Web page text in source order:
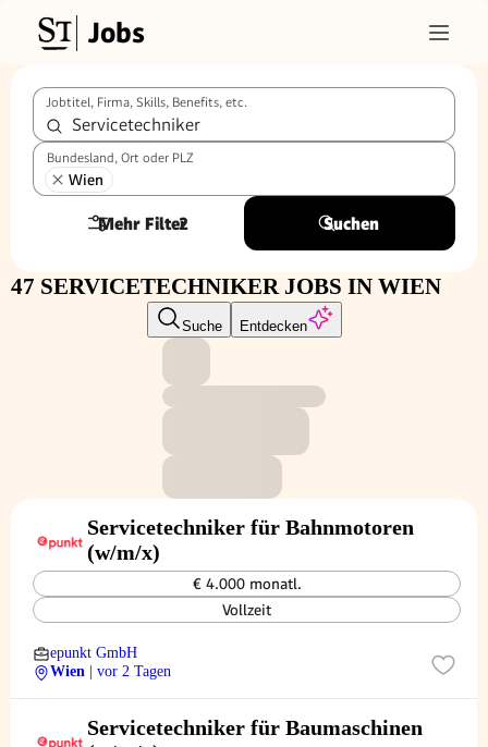
Jobs
Jobtitel, Firma, Skills, Benefits, etc.
Bundesland, Ort oder PLZ
Wien
Mehr Filter
2 Suchen
47 SERVICETECHNIKER JOBS IN WIEN
Suche Entdecken
Servicetechniker für Bahnmotoren
(w/m/x)
€ 4.000 monatl.
Vollzeit
epunkt GmbH
Wien
| vor 2 Tagen
Servicetechniker für Baumaschinen